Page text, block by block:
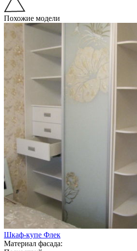
Похожие модели
Шкаф-купе Флек
Материал фасада: